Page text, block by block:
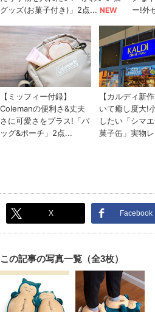
X Facebook
この記事の写真一覧（全3枚）